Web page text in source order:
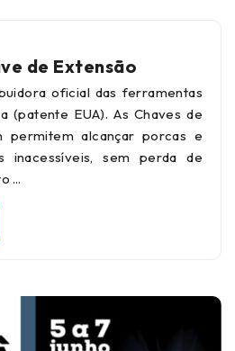
de Extensão
oficial das ferramentas
(patente EUA). As Chaves de
permitem alcançar porcas e
inacessíveis, sem perda de